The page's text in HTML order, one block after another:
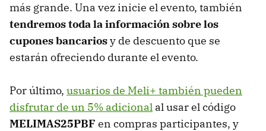
más grande. Una vez inicie el evento, también
tendremos toda la información sobre los
cupones bancariosy de descuento que se
estarán ofreciendo durante el evento.
Por último, usuarios de Meli+ también pueden
disfrutar de un 5% adicional al usar el código
MELIMAS25PBF en compras participantes, y